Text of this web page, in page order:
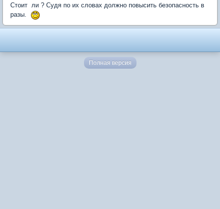
Стоит ли ? Судя по их словах должно повысить безопасность в
разы.
Полная версия